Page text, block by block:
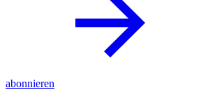
abonnieren